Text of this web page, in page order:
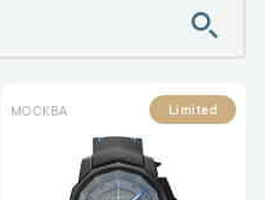
МОСКВА Limited